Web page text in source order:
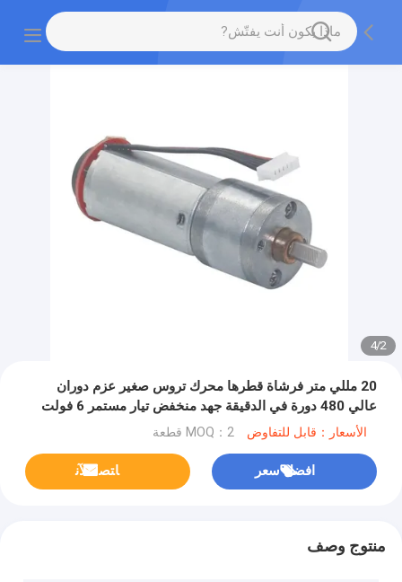
2
/
4
20 مللي متر فرشاة قطرها محرك تروس صغير عزم دوران
عالي 480 دورة في الدقيقة جهد منخفض تيار مستمر 6 فولت
الأسعار：قابل للتفاوض MOQ：2 قطعة
افضل سعر ﺎﺘﺼﻟ ﺍﻶﻧ
منتوج وصف